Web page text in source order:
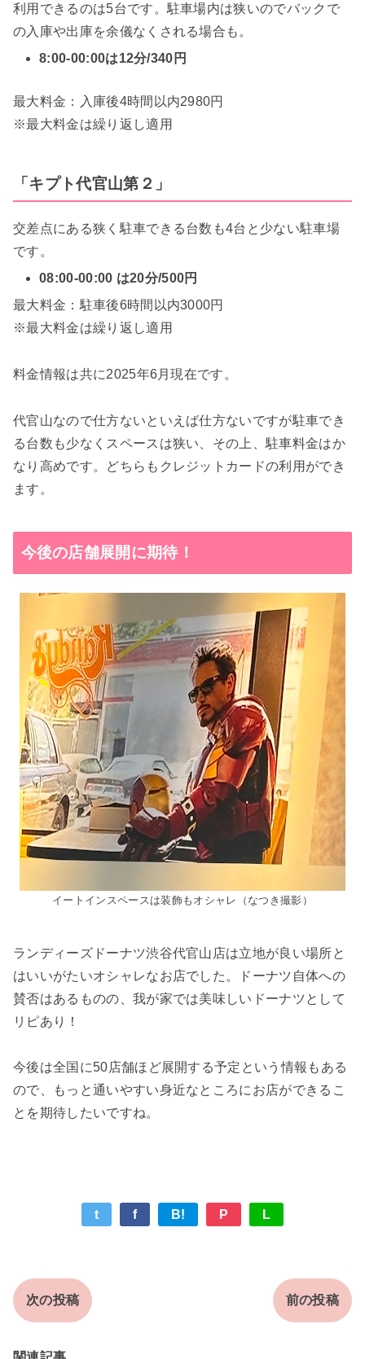
利用できるのは5台です。駐車場内は狭いのでバックで
の入庫や出庫を余儀なくされる場合も。
8:00-00:00は12分/340円
最大料金：入庫後4時間以内2980円
※最大料金は繰り返し適用
「キプト代官山第２」
交差点にある狭く駐車できる台数も4台と少ない駐車場
です。
08:00-00:00 は20分/500円
最大料金：駐車後6時間以内3000円
※最大料金は繰り返し適用
料金情報は共に2025年6月現在です。
代官山なので仕方ないといえば仕方ないですが駐車でき
る台数も少なくスペースは狭い、その上、駐車料金はか
なり高めです。どちらもクレジットカードの利用ができ
ます。
今後の店舗展開に期待！
イートインスペースは装飾もオシャレ（なつき撮影）
ランディーズドーナツ渋谷代官山店は立地が良い場所と
はいいがたいオシャレなお店でした。ドーナツ自体への
賛否はあるものの、我が家では美味しいドーナツとして
リピあり！
今後は全国に50店舗ほど展開する予定という情報もある
ので、もっと通いやすい身近なところにお店ができるこ
とを期待したいですね。
t f B! P L
次の投稿 前の投稿